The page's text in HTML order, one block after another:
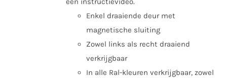
Enkel draaiende deur met
magnetische sluiting
Zowel links als recht draaiend
verkrijgbaar
In alle Ral-kleuren verkrijgbaar, zowel